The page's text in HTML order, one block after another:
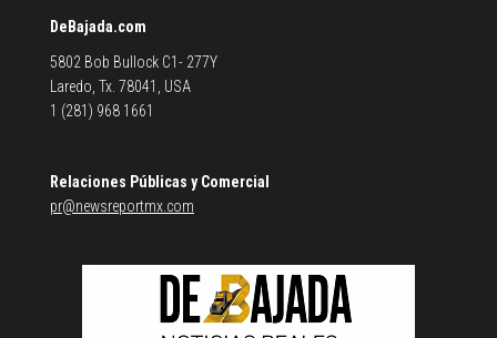
DeBajada.com
5802 Bob Bullock C1- 277Y
Laredo, Tx. 78041, USA
1 (281) 968 1661
Relaciones Públicas y Comercial
pr@newsreportmx.com